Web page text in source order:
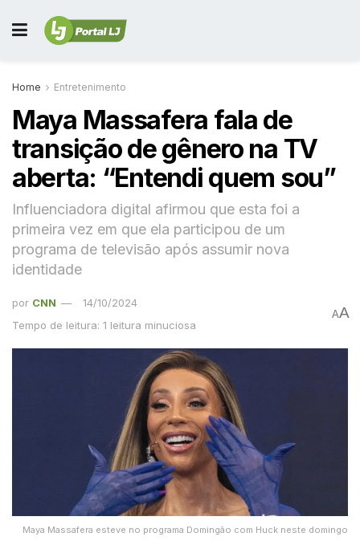
Home Entretenimento
Maya Massafera fala de
transição de gênero na TV
aberta: “Entendi quem sou”
Influenciadora digital afirmou que esta foi a
primeira vez em que ela participou de um
programa de televisão após assumir nova
identidade
por CNN
14/10/2024
Tempo de leitura: 1 leitura minuciosa
AA
Maya Massafera esteve no programa Domingão com Huck neste domingo